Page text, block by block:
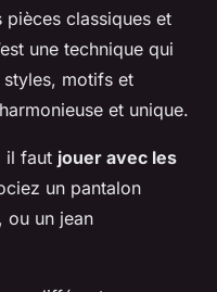
classiques et
une technique qui
motifs et
et unique.
il faut jouer avec les
un pantalon
ou un jean